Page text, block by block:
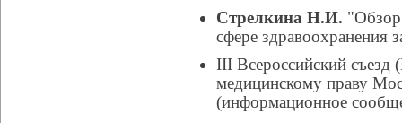
Стрелкина Н.И. "Обзор
сфере здравоохранения
III Всероссийский съезд
медицинскому праву
(информационное